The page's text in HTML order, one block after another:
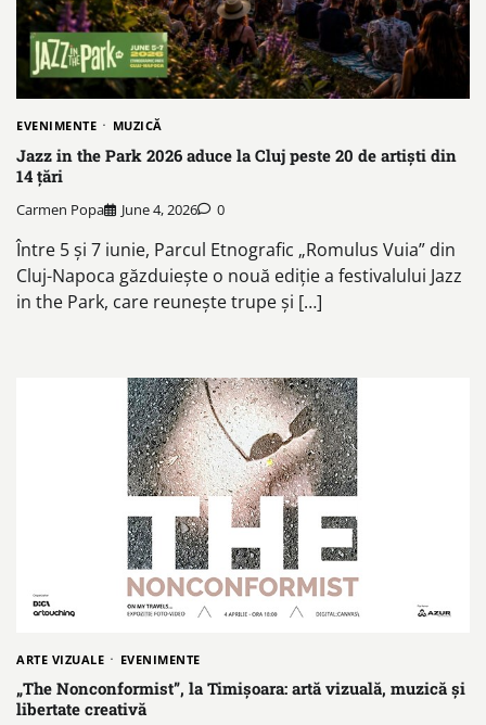
EVENIMENTE MUZICĂ
Jazz in the Park 2026 aduce la Cluj peste 20 de artiști din
14 țări
Carmen Popa June 4, 2026 0
Între 5 și 7 iunie, Parcul Etnografic „Romulus Vuia” din
Cluj-Napoca găzduiește o nouă ediție a festivalului Jazz
in the Park, care reunește trupe și […]
ARTE VIZUALE EVENIMENTE
„The Nonconformist”, la Timișoara: artă vizuală, muzică și
libertate creativă